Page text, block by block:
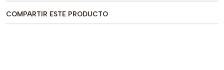
COMPARTIR ESTE PRODUCTO